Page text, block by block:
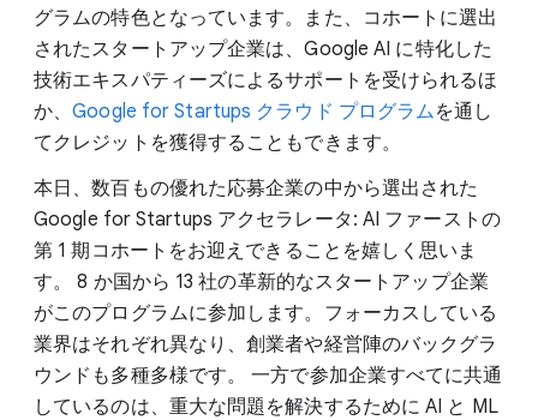
グラムの特色となっています。また、コホートに選出
されたスタートアップ企業は、Google AI に特化した
技術エキスパティーズによるサポートを受けられるほ
か、Google for Startups クラウド プログラムを通し
てクレジットを獲得することもできます。
本日、数百もの優れた応募企業の中から選出された
Google for Startups アクセラレータ: AI ファーストの
第 1 期コホートをお迎えできることを嬉しく思いま
す。 8 か国から 13 社の革新的なスタートアップ企業
がこのプログラムに参加します。フォーカスしている
業界はそれぞれ異なり、創業者や経営陣のバックグラ
ウンドも多種多様です。 一方で参加企業すべてに共通
しているのは、重大な問題を解決するために AI と ML